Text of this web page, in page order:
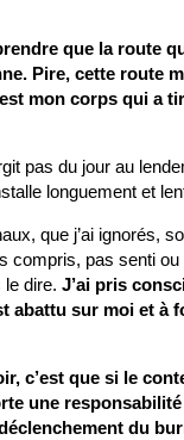
que la route
Pire, cette route
mon corps qui a
pas du jour au
longuement et
que j’ai ignorés,
compris, pas senti
le dire. J’ai pris
abattu sur moi et à
c’est que si le
une
du